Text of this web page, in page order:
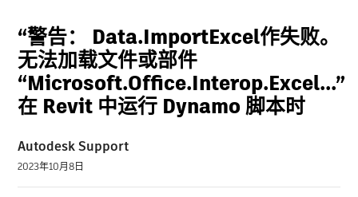
“警告： Data.ImportExcel作失败。
无法加载文件或部件
“Microsoft.Office.Interop.Excel...”
在 Revit 中运行 Dynamo 脚本时
Autodesk Support
2023年10月8日